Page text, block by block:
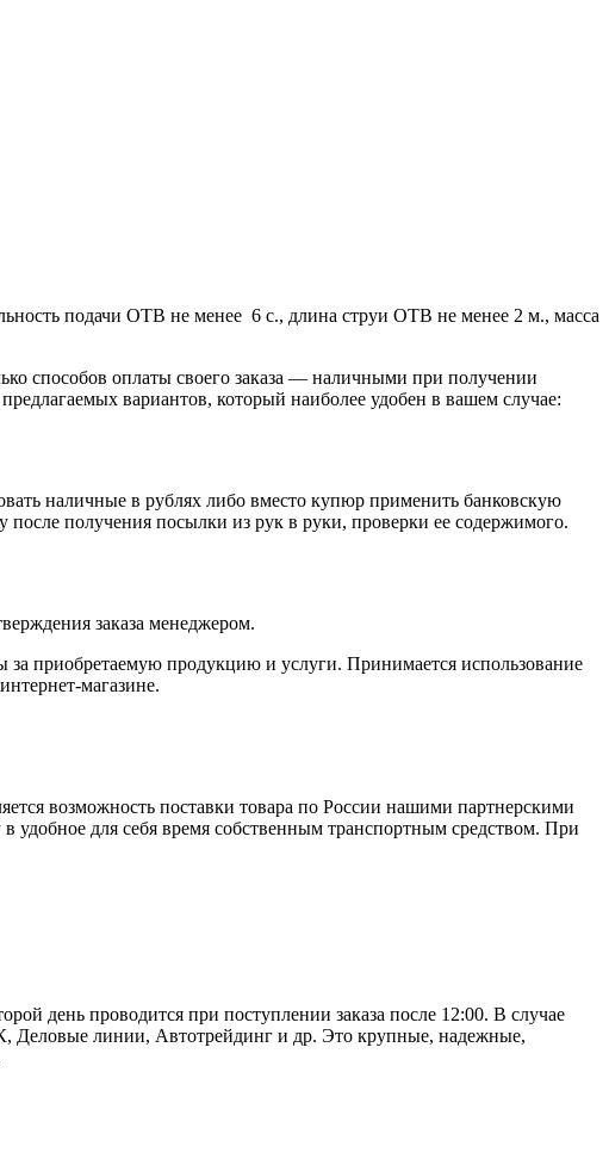
подачи ОТВ не менее 6 с., длина струи ОТВ не менее 2 м., масса
способов оплаты своего заказа — наличными при получении
вариантов, который наиболее удобен в вашем случае:
наличные в рублях либо вместо купюр применить банковскую
после получения посылки из рук в руки, проверки ее содержимого.
заказа менеджером.
приобретаемую продукцию и услуги. Принимается использование
магазине.
возможность поставки товара по России нашими партнерскими
удобное для себя время собственным транспортным средством. При
день проводится при поступлении заказа после 12:00. В случае
Деловые линии, Автотрейдинг и др. Это крупные, надежные,